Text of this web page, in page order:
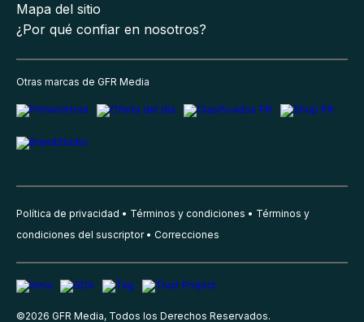
Mapa del sitio
¿Por qué confiar en nosotros?
Otras marcas de GFR Media
Política de privacidad Términos y condiciones
Términos y
condiciones del suscriptor
Correcciones
©2026 GFR Media, Todos los Derechos Reservados.